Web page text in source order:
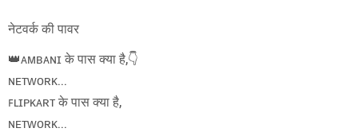
नेटवर्क की पावर
👑ᴀᴍʙᴀɴɪ के पास क्या है,👇
ɴᴇᴛᴡᴏʀᴋ...
ꜰʟɪᴘᴋᴀʀᴛ के पास क्या है,
ɴᴇᴛᴡᴏʀᴋ...